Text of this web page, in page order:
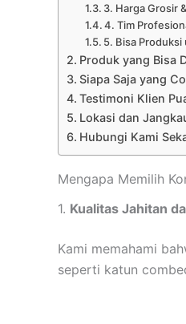
3. Harga Grosir
4. Tim
5. Bisa
Produk yang Bisa
Siapa Saja yang
Testimoni Klien
Lokasi dan
Hubungi Kami
Mengapa Memilih
1. Kualitas Jahitan
Kami memahami
seperti katun